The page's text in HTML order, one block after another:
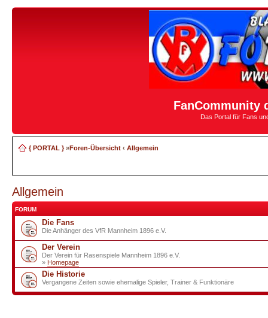
FanCommunity
Das Portal für Fans
{ PORTAL }»Foren-Übersicht ‹ Allgemein
Allgemein
FORUM
Die Fans
Die Anhänger des VfR Mannheim 1896 e.V.
Der Verein
Der Verein für Rasenspiele Mannheim 1896 e.V.
» Homepage
Die Historie
Vergangene Zeiten sowie ehemalige Spieler, Trainer & Funktionäre